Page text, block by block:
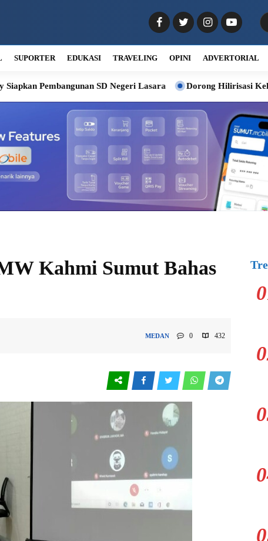
SUPORTER EDUKASI TRAVELING OPINI ADVERTORIAL
SD Negeri Lasara Dorong Hilirisasi Kelapa, Bobby
Kahmi Sumut Bahas
MEDAN 0 432